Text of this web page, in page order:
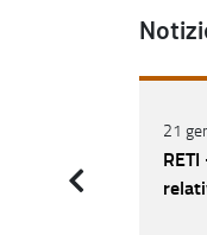
21